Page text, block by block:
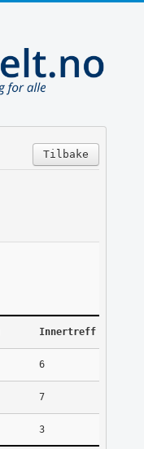
Tilbake
Innertreff
6
7
3